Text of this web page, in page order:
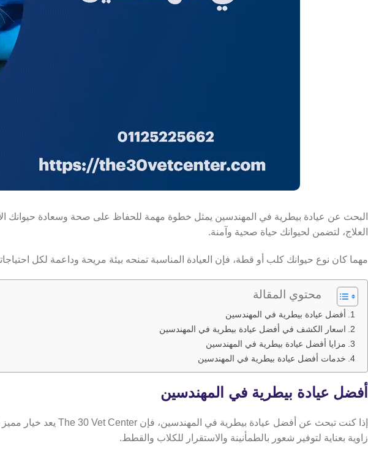
البحث عن عيادة بيطرية في المهندسين يمثل خطوة مهمة للحفاظ على صحة وسعادة حيوانك
العلاج، لتضمن لحيوانك حياة صحية وآمنة.
مهما كان نوع حيوانك كلب أو قطة، فإن العيادة المناسبة تمنحه بيئة مريحة وداعمة لكل
محتوي المقالة
أفضل عيادة بيطرية في المهندسين
اسعار الكشف في أفضل عيادة بيطرية في المهندسين
مزايا أفضل عيادة بيطرية في المهندسين
خدمات أفضل عيادة بيطرية في المهندسين
أفضل عيادة بيطرية في المهندسين
إذا كنت تبحث عن أفضل عيادة بيطرية في المهندسين، فإن The 30 Vet Center يعد خيار مميز في تقديم رعاية الحيوانات الأليفة،
زاوية بعناية لتوفير شعور بالطمأنينة والاستقرار للكلاب والقطط.